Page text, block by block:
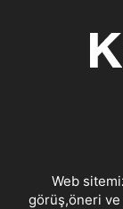
Web
görüş,öneri ve